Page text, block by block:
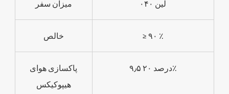
میزان سفر ۰۴۰ لین
خالص ≥ ۹۰ ٪
پاکسازی هوای
هیپوکیکس
۹٫۵ درصد ۲۰٪